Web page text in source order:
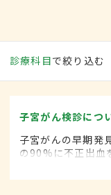
診療科目で絞り込む
子宮がん検診につ
子宮がんの早期発
の90%に不正出血
子宮頚がんの検診
診、細胞診、内診